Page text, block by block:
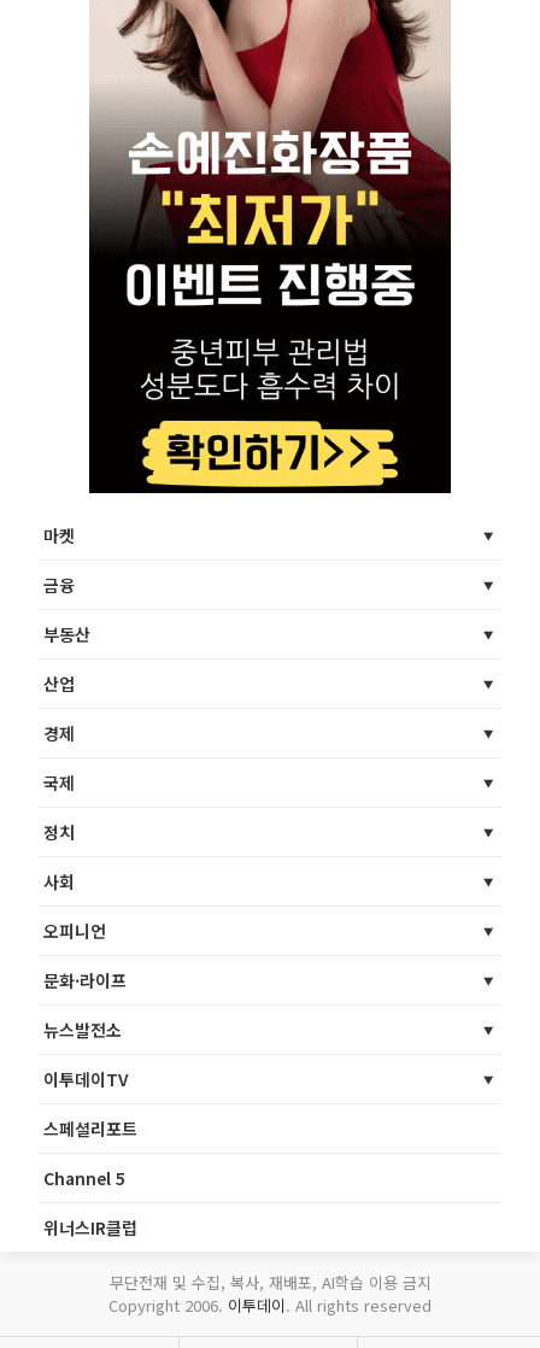
마켓
금융
부동산
산업
경제
국제
정치
사회
오피니언
문화·라이프
뉴스발전소
이투데이TV
스페셜리포트
Channel 5
위너스IR클럽
무단전재 및 수집, 복사, 재배포, AI학습 이용 금지
Copyright 2006. 이투데이. All rights reserved